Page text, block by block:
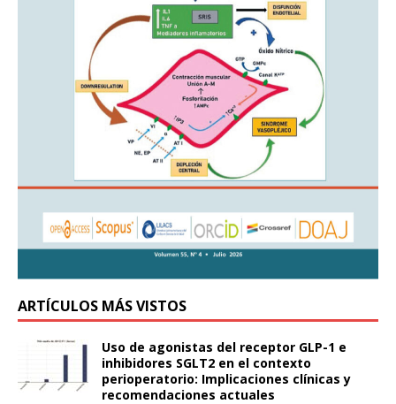
ARTÍCULOS MÁS VISTOS
Uso de agonistas del receptor GLP-1 e
inhibidores SGLT2 en el contexto
perioperatorio: Implicaciones clínicas y
recomendaciones actuales